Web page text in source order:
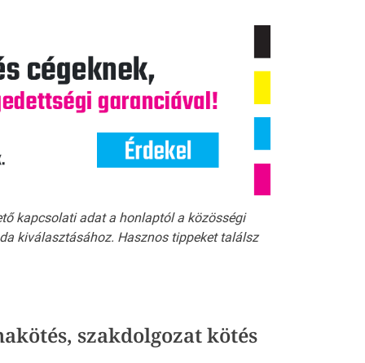
kapcsolati adat a honlaptól a közösségi
kiválasztásához. Hasznos tippeket találsz
szakdolgozat kötés